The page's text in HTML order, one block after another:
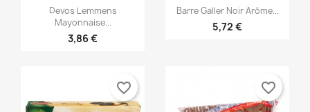
Anteprima
Devos Lemmens
Mayonnaise...
3,86 €
Anteprima
Barre Galler Noir Arôme...
5,72 €
favorite_border favorite_border